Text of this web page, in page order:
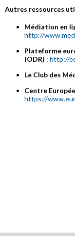
Autres ressources
Médiation en
http://
Plateforme
(ODR) : http://
Le Club des
Centre
https://